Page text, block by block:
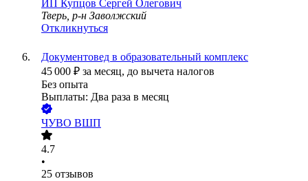
ИП
Купцов Сергей Олегович
Тверь, р-н Заволжский
Откликнуться
Документовед в образовательный комплекс
45 000 ₽ за месяц, до вычета налогов
Без опыта
Выплаты: Два раза в месяц
ЧУВО ВШП
4.7
•
25 отзывов